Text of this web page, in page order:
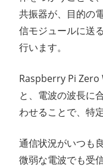
共振器が、目的の
信モジュールに送
行います。
Raspberry Pi Zero
と、電波の波長に
わせることで、特
通信状況がいつも
微弱な電波でも受